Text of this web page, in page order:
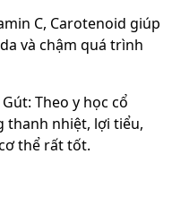
C, Carotenoid giúp
và chậm quá trình
Theo y học cổ
thanh nhiệt, lợi tiểu,
thể rất tốt.